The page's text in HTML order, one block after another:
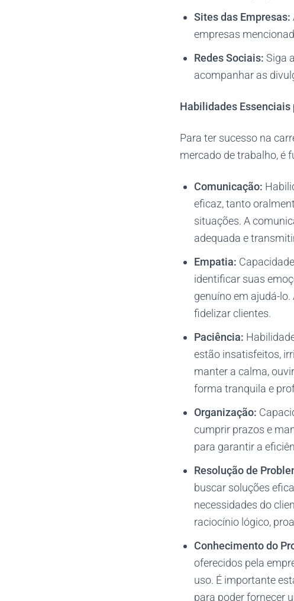
Sites das Empresas:
empresas
Redes Sociais: Siga
acompanhar as
Habilidades
Para ter sucesso na
mercado de trabalho, é
Comunicação:
eficaz, tanto
situações. A
adequada e
Empatia:
identificar suas
genuíno em ajudá-
fidelizar clientes.
Paciência:
estão insatisfeitos,
manter a calma,
forma tranquila e
Organização:
cumprir prazos e
para garantir a
Resolução de
buscar soluções
necessidades do
raciocínio lógico,
Conhecimento do
oferecidos pela
uso. É importante
para poder fornecer